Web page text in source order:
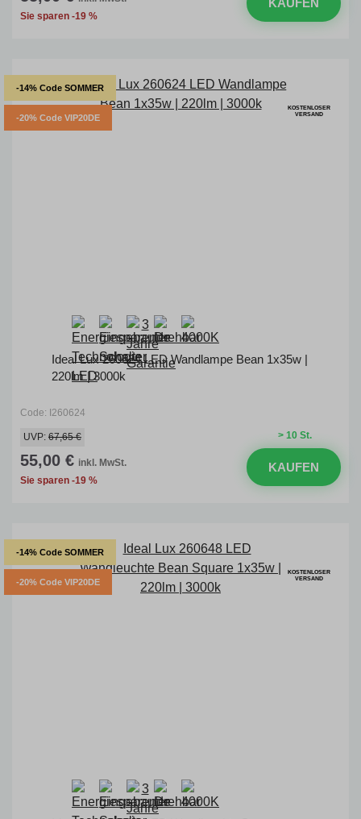
Sie sparen -19 %
-14% Code SOMMER
-20% Code VIP20DE
KOSTENLOSER
VERSAND
Ideal Lux 260624 LED Wandlampe Bean 1x35w |
220lm | 3000k
Code: I260624
> 10 St.
UVP: 67,65 €
55,00 € inkl. MwSt.
Sie sparen -19 %
KAUFEN
-14% Code SOMMER
-20% Code VIP20DE
KOSTENLOSER
VERSAND